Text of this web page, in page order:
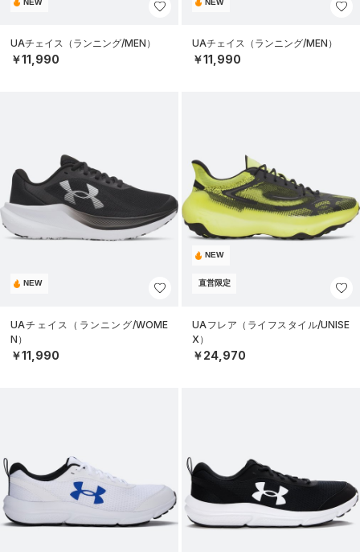
NEW
UAチェイス（ランニング/MEN）
￥11,990
NEW
UAチェイス（ランニング/MEN）
￥11,990
NEW
UAチェイス（ランニング/WOME
N）
￥11,990
NEW
直営限定
UAフレア（ライフスタイル/UNISE
X）
￥24,970